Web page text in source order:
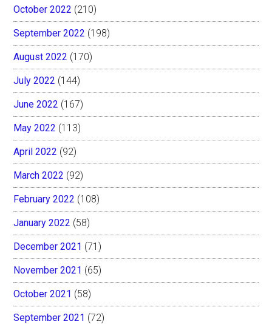
October 2022 (210)
September 2022 (198)
August 2022 (170)
July 2022 (144)
June 2022 (167)
May 2022 (113)
April 2022 (92)
March 2022 (92)
February 2022 (108)
January 2022 (58)
December 2021 (71)
November 2021 (65)
October 2021 (58)
September 2021 (72)